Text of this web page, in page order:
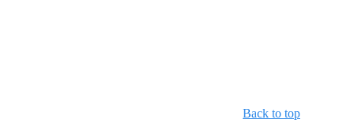
Back to top